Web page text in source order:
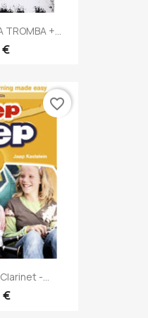
TROMBA +...
€
-...
€
favorite_border